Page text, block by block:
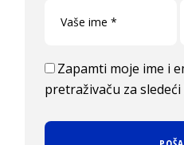
Zapamti moje ime i
pretraživaču za